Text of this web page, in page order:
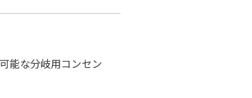
能な分岐用コンセン